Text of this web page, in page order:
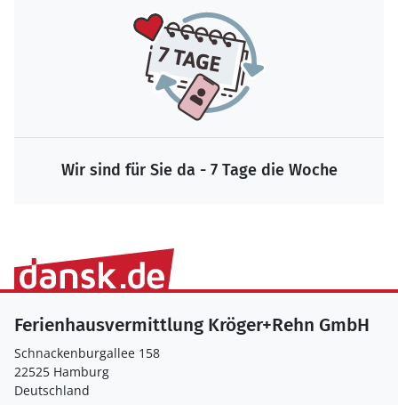
Wir sind für Sie da - 7 Tage die Woche
Ferienhausvermittlung Kröger+Rehn GmbH
Schnackenburgallee 158
22525 Hamburg
Deutschland